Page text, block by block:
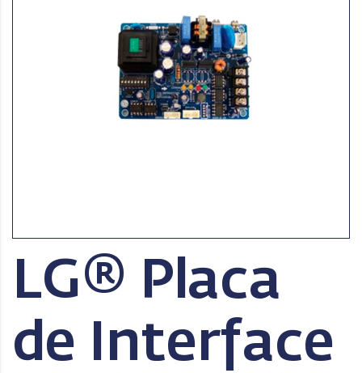
LG® Placa
de Interface